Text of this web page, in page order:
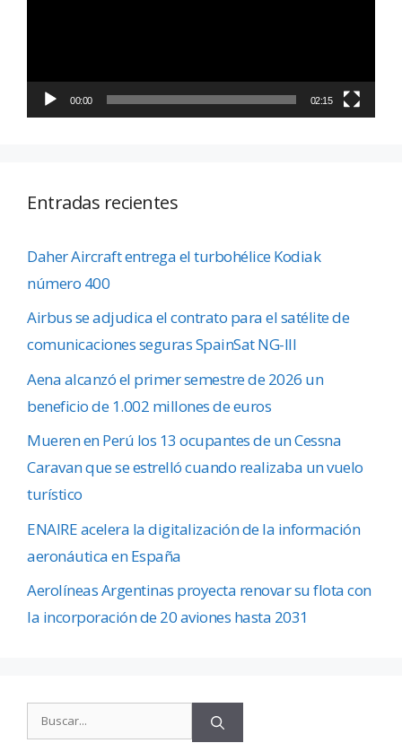
00:00 02:15
Entradas recientes
Daher Aircraft entrega el turbohélice Kodiak
número 400
Airbus se adjudica el contrato para el satélite de
comunicaciones seguras SpainSat NG-III
Aena alcanzó el primer semestre de 2026 un
beneficio de 1.002 millones de euros
Mueren en Perú los 13 ocupantes de un Cessna
Caravan que se estrelló cuando realizaba un vuelo
turístico
ENAIRE acelera la digitalización de la información
aeronáutica en España
Aerolíneas Argentinas proyecta renovar su flota con
la incorporación de 20 aviones hasta 2031